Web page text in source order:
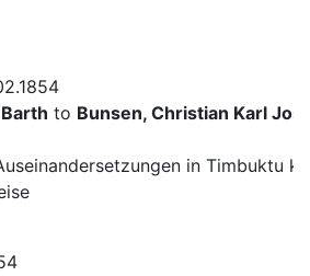
to Bunsen, Christian Karl
in Timbuktu